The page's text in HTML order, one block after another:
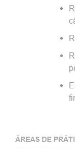
ÁREAS DE